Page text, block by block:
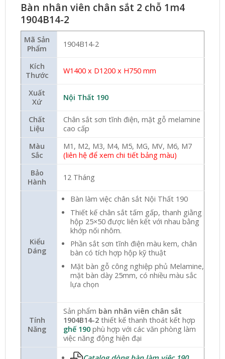
Bàn nhân viên chân sắt 2 chỗ 1m4
1904B14-2
Mã Sản
Phẩm
1904B14-2
Kích
Thước
W1400 x D1200 x H750 mm
Xuất
Xứ
Nội Thất 190
Chất
Liệu
Chân sắt sơn tĩnh điện, mặt gỗ melamine
cao cấp
Màu
Sắc
M1, M2, M3, M4, M5, MG, MV, M6, M7
(liên hệ để xem chi tiết bảng màu)
Bảo
Hành
12 Tháng
Kiểu
Dáng
Bàn làm việc chân sắt Nội Thất 190
Thiết kế chân sắt tấm gấp, thanh giằng
hộp 25×50 được liên kết với nhau bằng
khớp nối nhôm.
Phần sắt sơn tĩnh điện màu kem, chân
bàn có tích hợp hộp kỹ thuật
Mặt bàn gỗ công nghiệp phủ Melamine,
mặt bàn dày 25mm, có nhiều màu sắc
lựa chọn
Tính
Năng
Sản phẩm bàn nhân viên chân sắt
1904B14-2 thiết kế thanh thoát kết hợp
ghế 190 phù hợp với các văn phòng làm
việc năng động hiện đại